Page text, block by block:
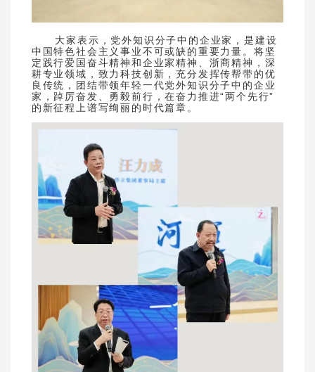
大家表示，党外知识分子中的企业家，是建设
中国特色社会主义事业不可或缺的重要力量。将坚
定践行爱国奋斗精神和企业家精神、浙商精神，深
耕专业领域，致力科技创新，充分发挥传帮带的优
良传统，团结带领年轻一代党外知识分子中的企业
家，踔厉奋发、勇毅前行，在奋力推进“两个先行”
的新征程上谱写绚丽的时代篇章。